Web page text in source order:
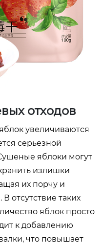
отходов
увеличиваются
серьезной
яблоки могут
излишки
их порчу и
отсутствие таких
яблок просто
к добавлению
что повышает